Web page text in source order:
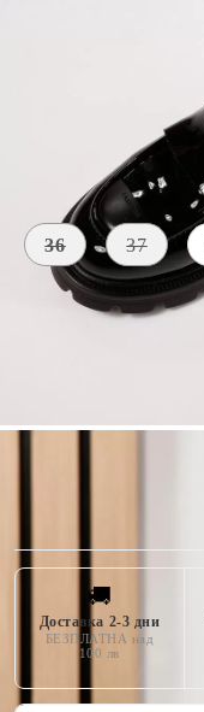
Размер на обувки:
36 37
🚚
Доставка 2-3 дни
БЕЗПЛАТНА над
100 лв